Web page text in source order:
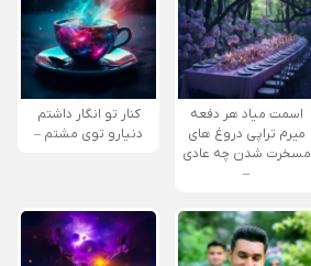
اسمت میاد هر دفعه
میرم تراپی دروغ‌ های
مسخرت شدن چه عادی
–
کنار تو انگار داشتم
دنیارو توی مشتم –